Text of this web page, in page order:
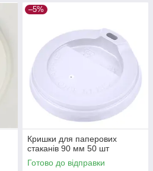
–5%
Кришки для паперових
стаканів 90 мм 50 шт
Готово до відправки